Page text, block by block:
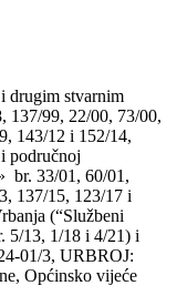
drugim stvarnim
137/99, 22/00, 73/00,
143/12 i 152/14,
područnoj
br. 33/01, 60/01,
137/15, 123/17 i
(“Službeni
5/13, 1/18 i 4/21) i
01/3, URBROJ:
Općinsko vijeće